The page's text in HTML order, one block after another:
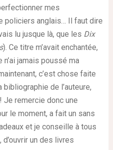
mes
policiers anglais… Il faut dire
lu jusque là, que les Dix
). Ce titre m’avait enchantée,
jamais poussé ma
c’est chose faite
de l’auteure,
Je remercie donc une
le moment, a fait un sans
et je conseille à tous
d’ouvrir un des livres